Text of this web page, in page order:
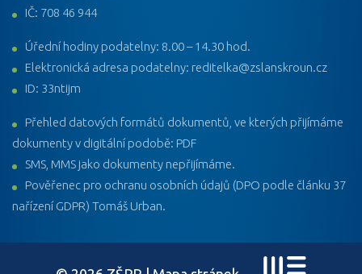
IČ: 708 46 944
Úřední hodiny podatelny: 8.00 – 14.30 hod.
Elektronická adresa podatelny: reditelka@zslanskroun.cz
ID: 33ntijm
Přehled datových formátů dokumentů, ve kterých přijímáme
dokumenty v digitální podobě: PDF
SMS, MMS jako dokumenty nepřijímáme.
Pověřenec pro ochranu osobních údajů (DPO podle článku 37
nařízení GDPR) Tomáš Urban.